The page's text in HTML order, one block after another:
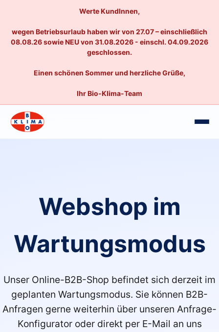
Werte KundInnen,
wegen Betriebsurlaub haben wir von 27.07 – einschließlich
08.08.26 sowie NEU von 31.08.2026 - einschl. 04.09.2026
geschlossen.
Einen schönen Sommer und herzliche Grüße,
Ihr Bio-Klima-Team
Webshop im
Wartungsmodus
Unser Online-B2B-Shop befindet sich derzeit im
geplanten Wartungsmodus. Sie können B2B-
Anfragen gerne weiterhin über unseren Anfrage-
Konfigurator oder direkt per E-Mail an uns